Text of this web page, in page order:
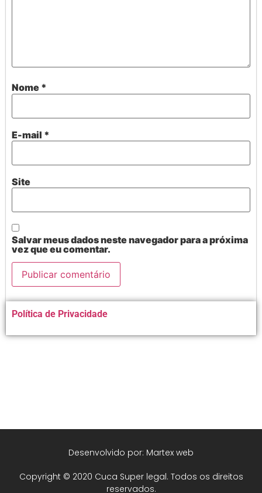
Nome *
E-mail *
Site
Salvar meus dados neste navegador para a próxima
vez que eu comentar.
Alternative:
Política de Privacidade
Copyright © 2020 Cuca Super legal. Todos os direitos
reservados.
Desenvolvido por: Martex web